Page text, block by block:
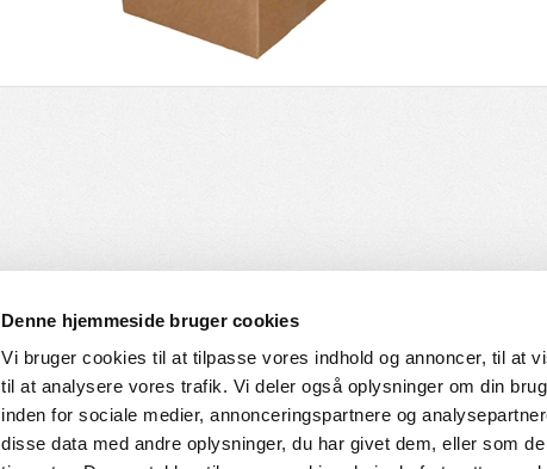
Denne hjemmeside bruger cookies
Vi bruger cookies til at tilpasse vores indhold og annoncer, til at
til at analysere vores trafik. Vi deler også oplysninger om din
inden for sociale medier, annonceringspartnere og
disse data med andre oplysninger, du har givet dem, eller som
KUNDESERVICE
Handelsbetingelser
Login til